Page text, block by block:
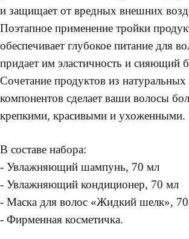
и защищает от вредных внешних
Поэтапное применение тройки
обеспечивает глубокое питание для
придает им эластичность и сияющий
Сочетание продуктов из натуральных
компонентов сделает ваши волосы
крепкими, красивыми и ухоженными.
В составе набора:
- Увлажняющий шампунь, 70 мл
- Увлажняющий кондиционер, 70 мл
- Маска для волос «Жидкий шелк»,
- Фирменная косметичка.